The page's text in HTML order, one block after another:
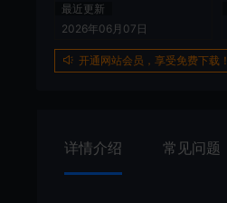
最近更新
2026年06月07日
开通网站会员，享受免费下载！
详情介绍 常见问题